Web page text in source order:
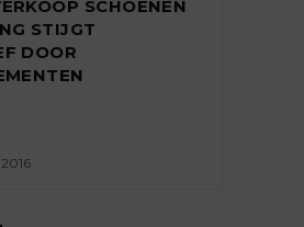
SCHOENEN
STIJGT
DOOR